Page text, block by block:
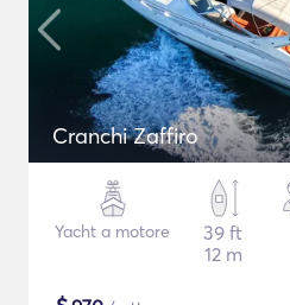
Cranchi Zaffiro
Yacht a motore
39 ft
12 m